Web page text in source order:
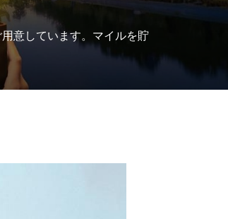
意しています。マイルを貯